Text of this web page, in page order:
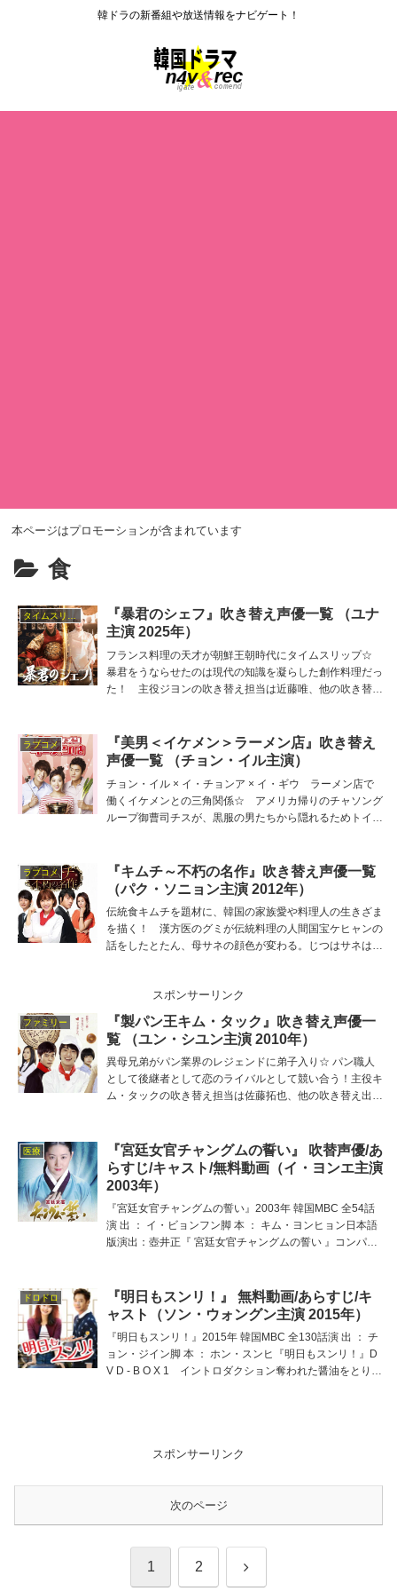
韓ドラの新番組や放送情報をナビゲート！
本ページはプロモーションが含まれています
食
タイムスリップ
『暴君のシェフ』吹き替え声優一覧 （ユナ
主演 2025年）
フランス料理の天才が朝鮮王朝時代にタイムスリップ☆
暴君をうならせたのは現代の知識を凝らした創作料理だっ
た！ 主役ジヨンの吹き替え担当は近藤唯、他の吹き替え
ラブコメ
『美男＜イケメン＞ラーメン店』吹き替え
声優一覧 （チョン・イル主演）
チョン・イル × イ・チョンア × イ・ギウ ラーメン店で
働くイケメンとの三角関係☆ アメリカ帰りのチャソング
ループ御曹司チスが、黒服の男たちから隠れるためトイレ
当は佐藤拓也、他の吹き替え出演者は本名陽子、坂巻学、
西健亮、鈴木裕斗、中上育実など。
ラブコメ
『キムチ～不朽の名作』吹き替え声優一覧
（パク・ソニョン主演 2012年）
伝統食キムチを題材に、韓国の家族愛や料理人の生きざま
を描く！ 漢方医のグミが伝統料理の人間国宝ケヒャンの
話をしたとたん、母サネの顔色が変わる。じつはサネはケ
主役グミの吹き替え担当は樋口あかり、他の吹き替え出
演者は小松史法、小林親弘、東内マリ子、小林美奈、久保
田民絵など。
スポンサーリンク
ファミリー
『製パン王キム・タック』吹き替え声優一
覧 （ユン・シユン主演 2010年）
異母兄弟がパン業界のレジェンドに弟子入り☆ パン職人
として後継者として恋のライバルとして競い合う！主役キ
ム・タックの吹き替え担当は佐藤拓也、他の吹き替え出演
医療
『宮廷女官チャングムの誓い』 吹替声優/あ
らすじ/キャスト/無料動画（イ・ヨンエ主演
2003年）
『宮廷女官チャングムの誓い』2003年 韓国MBC 全54話
演 出 ： イ・ビョンフン脚 本 ： キム・ヨンヒョン日本語
版演出：壺井正『 宮廷女官チャングムの誓い 』コンパク
ドロドロ
『明日もスンリ！』 無料動画/あらすじ/キ
ャスト（ソン・ウォングン主演 2015年）
『明日もスンリ！』2015年 韓国MBC 全130話演 出 ： チ
ョン・ジイン脚 本 ： ホン・スンヒ『明日もスンリ！』D
V D - B O X 1 イントロダクション奪われた醤油をとりも
スポンサーリンク
次のページ
1 2 次